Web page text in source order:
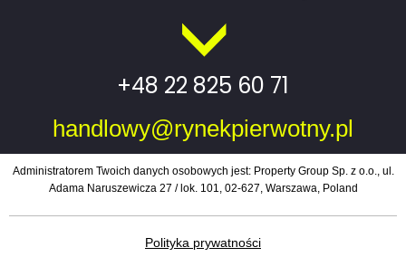
+48 22 825 60 71
handlowy@rynekpierwotny.pl
Administratorem Twoich danych osobowych jest: Property Group Sp. z o.o., ul.
Adama Naruszewicza 27 / lok. 101, 02-627, Warszawa, Poland
Polityka prywatności